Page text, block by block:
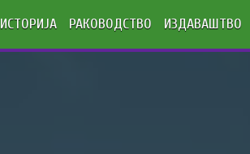
ИСТОРИЈА РАКОВОДСТВО ИЗДАВАШТВО